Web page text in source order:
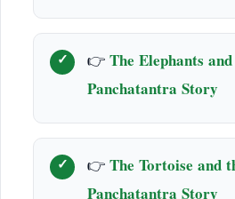
👉The Elephants
Panchatantra Story
👉The Tortoise and